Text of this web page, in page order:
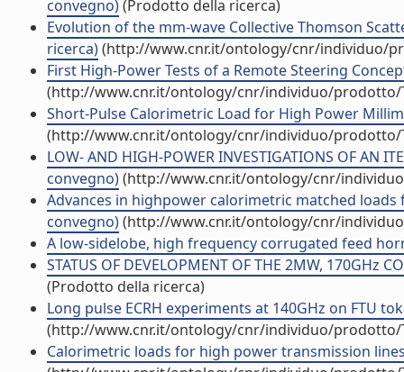
convegno)(Prodotto della ricerca)
Evolution of the mm-wave Collective Thomson
ricerca)(http://www.cnr.it/ontology/cnr/individuo/
First High-Power Tests of a Remote Steering
(http://www.cnr.it/ontology/cnr/individuo/prodotto/
Short-Pulse Calorimetric Load for High Power
(http://www.cnr.it/ontology/cnr/individuo/prodotto/
LOW- AND HIGH-POWER INVESTIGATIONS OF AN
convegno)(http://www.cnr.it/ontology/cnr/
Advances in highpower calorimetric matched
convegno)(http://www.cnr.it/ontology/cnr/
A low-sidelobe, high frequency corrugated feed
STATUS OF DEVELOPMENT OF THE 2MW, 170GHz
(Prodotto della ricerca)
Long pulse ECRH experiments at 140GHz on FTU
(http://www.cnr.it/ontology/cnr/individuo/prodotto/
Calorimetric loads for high power transmission